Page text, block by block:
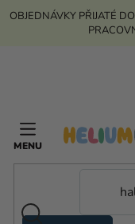
Přejít
OBJEDNÁVKY PŘIJATÉ